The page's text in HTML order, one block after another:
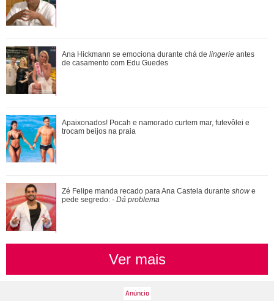
Pyong Lee e Natália Nasser se casam e compartilham
ensaio na neve: Presente mais lindo que a...
Bruna Biancardi vai disfarçada para 25 de março enquanto
prepara festa junina fora de époc...
Bruna Marquezine comemora 31 anos e ganha declaração
de marido de Sasha Meneghel: Cunhada d...
Ana Hickmann se emociona durante chá de lingerie antes
de casamento com Edu Guedes
Apaixonados! Pocah e namorado curtem mar, futevôlei e
trocam beijos na praia
Zé Felipe manda recado para Ana Castela durante show e
pede segredo: - Dá problema
Ver mais